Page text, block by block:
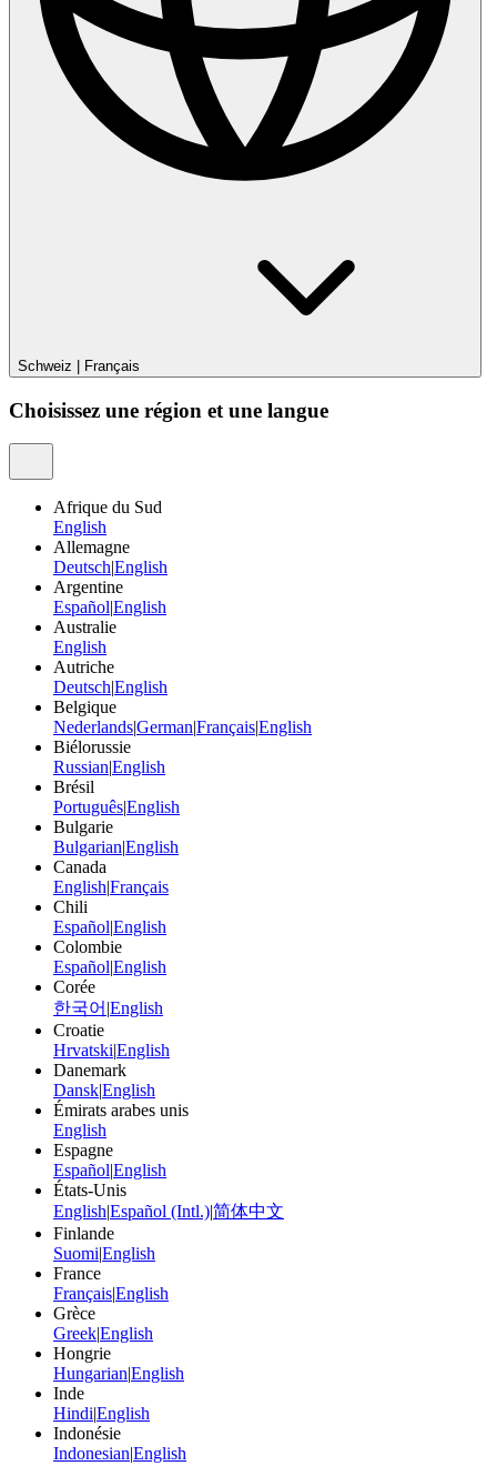
Schweiz Français
Choisissez une région et une langue
Afrique du Sud
English
Allemagne
Deutsch|English
Argentine
Español|English
Australie
English
Autriche
Deutsch|English
Belgique
Nederlands|German|Français|English
Biélorussie
Russian|English
Brésil
Português|English
Bulgarie
Bulgarian|English
Canada
English|Français
Chili
Español|English
Colombie
Español|English
Corée
한국어 |English
Croatie
Hrvatski|English
Danemark
Dansk|English
Émirats arabes unis
English
Espagne
Español|English
États-Unis
English|Español (Intl.)|简体中文
Finlande
Suomi|English
France
Français|English
Grèce
Greek|English
Hongrie
Hungarian|English
Inde
Hindi|English
Indonésie
Indonesian|English